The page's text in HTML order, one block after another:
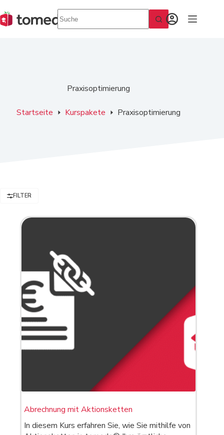
Inhalt
springen
Praxisoptimierung
Startseite Kurspakete Praxisoptimierung
FILTER
Abrechnung mit Aktionsketten
In diesem Kurs erfahren Sie, wie Sie mithilfe von